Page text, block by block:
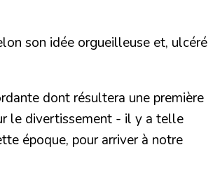
son idée orgueilleuse et, ulcéré
dont résultera une première
le divertissement - il y a telle
époque, pour arriver à notre